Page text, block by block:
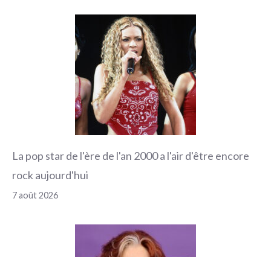
La pop star de l'ère de l'an 2000 a l'air d'être encore
rock aujourd'hui
7 août 2026